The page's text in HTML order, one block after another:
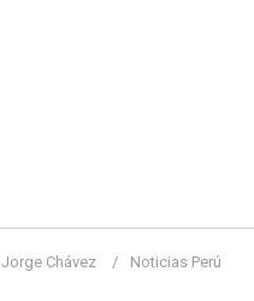
Jorge Chávez Noticias Perú